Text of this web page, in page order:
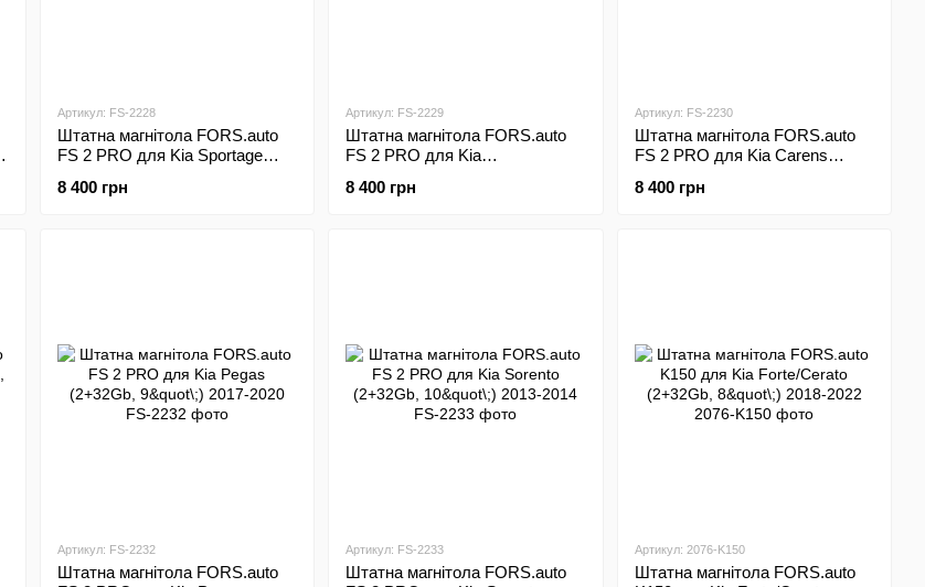
Артикул: FS-2228
Штатна магнітола FORS.auto
FS 2 PRO для Kia Sportage
8 400 грн
Артикул: FS-2229
Штатна магнітола FORS.auto
FS 2 PRO для Kia
2018-2020
8 400 грн
Артикул: FS-2230
Штатна магнітола FORS.auto
FS 2 PRO для Kia Carens
8 400 грн
Артикул: FS-2232
Штатна магнітола FORS.auto
Артикул: FS-2233
Штатна магнітола FORS.auto
Артикул: 2076-K150
Штатна магнітола FORS.auto